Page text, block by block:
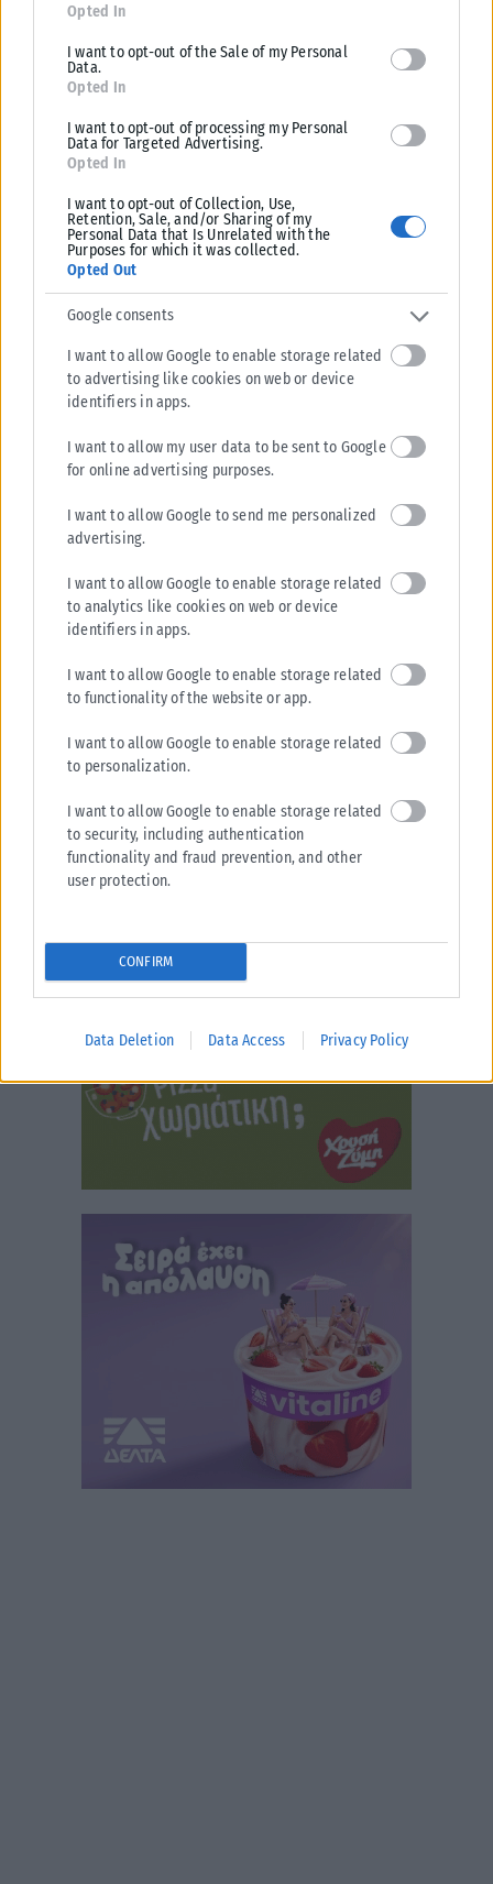
Opted In
I want to opt-out of the Sale of my Personal
Data.
Opted In
I want to opt-out of processing my Personal
Data for Targeted Advertising.
Opted In
I want to opt-out of Collection, Use,
Retention, Sale, and/or Sharing of my
Personal Data that Is Unrelated with the
Purposes for which it was collected.
Opted Out
Google consents
I want to allow Google to enable storage related
to advertising like cookies on web or device
identifiers in apps.
I want to allow my user data to be sent to Google
for online advertising purposes.
I want to allow Google to send me personalized
advertising.
I want to allow Google to enable storage related
to analytics like cookies on web or device
identifiers in apps.
I want to allow Google to enable storage related
to functionality of the website or app.
I want to allow Google to enable storage related
to personalization.
I want to allow Google to enable storage related
to security, including authentication
functionality and fraud prevention, and other
user protection.
CONFIRM
Data Deletion Data Access Privacy Policy
ΠΟΛΙΤΙΚΉ
ΕΛΑΣ: Η πρόληψη των πυρκαγιών περνά και από τη σωστή
διαχείριση του δικτύου ηλεκτροδότησης
Την εφαρμογή μόνιμου και ολοκληρωμένου προγράμματος πρόληψης
για τα δίκτυα ηλεκτροδότησης ζητά ο Τομέας Κλιματικής Κρίσης και
Ενέργειας του ΕΛΑΣ....
ΑΝΑΡΤΉΘΗΚΕ ΑΠΌKARFITSANEWS 06/08/2026